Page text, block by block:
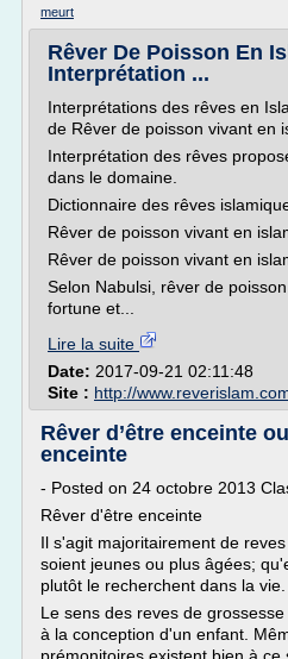
meurt
Rêver De Poisson En
Interprétation ...
Interprétations des rêves en
de Rêver de poisson vivant en
Interprétation des rêves
dans le domaine.
Dictionnaire des rêves
Rêver de poisson vivant en
Rêver de poisson vivant en
Selon Nabulsi, rêver de
fortune et...
Lire la suite
Date: 2017-09-21 02:11:48
Site : http://
Rêver d’être enceinte
enceinte
- Posted on 24 octobre 2013
Rêver d'être enceinte
Il s'agit majoritairement de
soient jeunes ou plus âgées;
plutôt le recherchent dans la vie.
Le sens des reves de
à la conception d'un enfant.